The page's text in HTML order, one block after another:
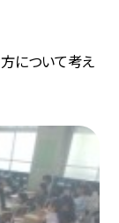
について考え